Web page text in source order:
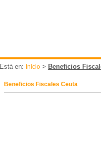
Está en: Inicio > Beneficios
Beneficios Fiscales Ceuta